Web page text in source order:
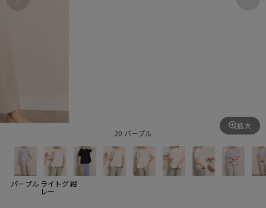
20 パープル
拡大
パープル ライトグ
レー
紺